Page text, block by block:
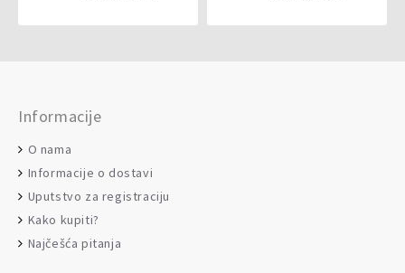
Informacije
O nama
Informacije o dostavi
Uputstvo za registraciju
Kako kupiti?
Najčešća pitanja